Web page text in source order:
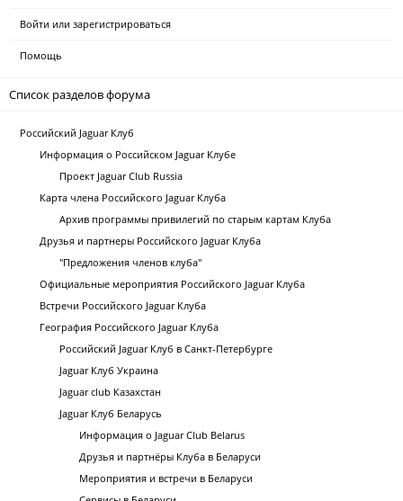
Войти или зарегистрироваться
Помощь
Список разделов форума
Российский Jaguar Клуб
Информация о Российском Jaguar Клубе
Проект Jaguar Club Russia
Карта члена Российского Jaguar Клуба
Архив программы привилегий по старым картам Клуба
Друзья и партнеры Российского Jaguar Клуба
"Предложения членов клуба"
Официальные мероприятия Российского Jaguar Клуба
Встречи Российского Jaguar Клуба
География Российского Jaguar Клуба
Российский Jaguar Клуб в Санкт-Петербурге
Jaguar Клуб Украина
Jaguar club Казахстан
Jaguar Клуб Беларусь
Информация о Jaguar Club Belarus
Друзья и партнёры Клуба в Беларуси
Мероприятия и встречи в Беларуси